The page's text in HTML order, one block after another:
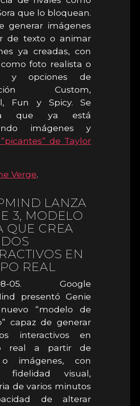
que lo bloquean.
generar imágenes
de texto o animar
ya creadas, con
foto realista o
y opciones de
Custom,
Fun y Spicy. Se
que ya está
imágenes y
de Taylor
Verge.
LANZA
3, MODELO
QUE CREA
EN
REAL
08-05. Google
presentó Genie
“modelo de
capaz de generar
interactivos en
real a partir de
imágenes, con
fidelidad visual,
de varios minutos
de alterar